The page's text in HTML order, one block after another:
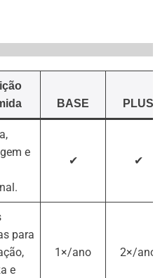
BASE PLUS
e
✔ ✔
para
e
1×/ano 2×/ano